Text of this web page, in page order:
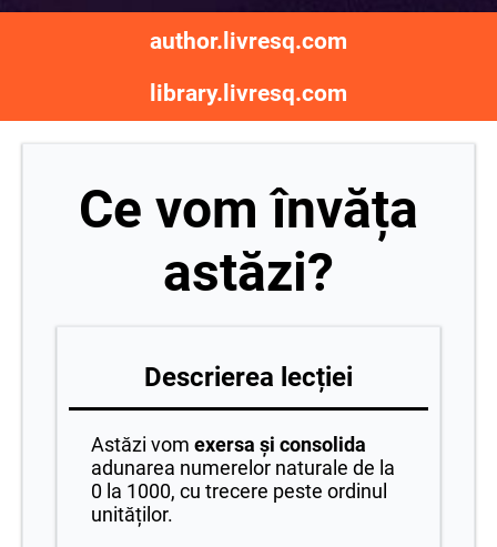
author.livresq.com
library.livresq.com
Ce vom învăța
astăzi?
Descrierea lecției
Astăzi vom exersa și consolida
adunarea numerelor naturale de la
0 la 1000, cu trecere peste ordinul
unităților.